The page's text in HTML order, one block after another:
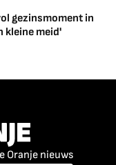
gezinsmoment in
kleine meid'
Oranje nieuws